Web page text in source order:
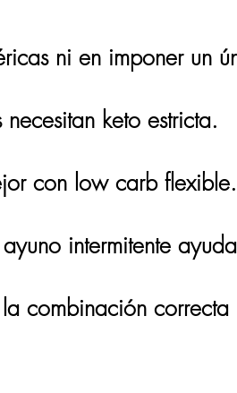
ni en imponer un
keto estricta.
con low carb flexible.
intermitente
combinación